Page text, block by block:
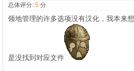
总体评分: 5 分
领地管理的许多选项没有汉化，我本来
是没找到对应文件